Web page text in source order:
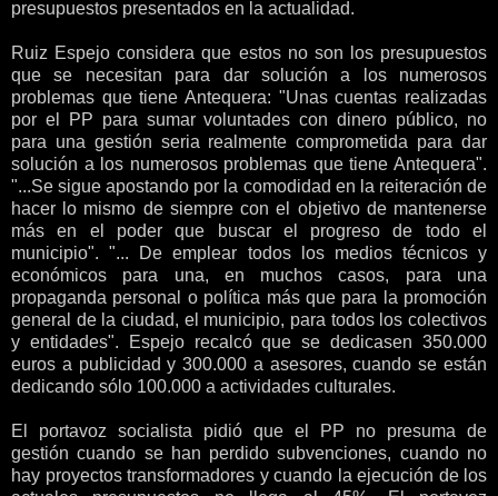
presupuestos presentados en la actualidad.
Ruiz Espejo considera que estos no son los presupuestos
que se necesitan para dar solución a los numerosos
problemas que tiene Antequera: "Unas cuentas realizadas
por el PP para sumar voluntades con dinero público, no
para una gestión seria realmente comprometida para dar
solución a los numerosos problemas que tiene Antequera".
"...Se sigue apostando por la comodidad en la reiteración de
hacer lo mismo de siempre con el objetivo de mantenerse
más en el poder que buscar el progreso de todo el
municipio". "... De emplear todos los medios técnicos y
económicos para una, en muchos casos, para una
propaganda personal o política más que para la promoción
general de la ciudad, el municipio, para todos los colectivos
y entidades". Espejo recalcó que se dedicasen 350.000
euros a publicidad y 300.000 a asesores, cuando se están
dedicando sólo 100.000 a actividades culturales.
El portavoz socialista pidió que el PP no presuma de
gestión cuando se han perdido subvenciones, cuando no
hay proyectos transformadores y cuando la ejecución de los